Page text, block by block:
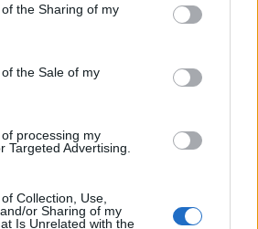
the Sharing of my
the Sale of my
processing my
Targeted Advertising.
Collection, Use,
or Sharing of my
Is Unrelated with the
ART & STYLE
di proprietà di
cantante dei Blink-
è all’asta
CINQUEGRANA